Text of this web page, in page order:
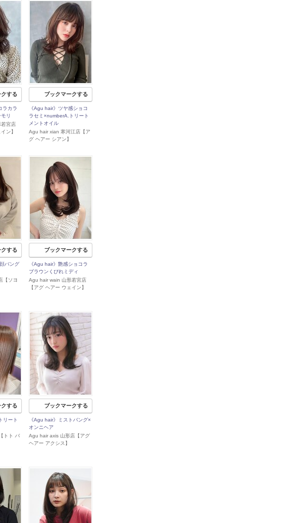
する
ラカラ
リ
宮店
ン】
ブックマークする
《Agu hair》ツヤ感ショコ
ラセミ×numberA.トリート
メントオイル
Agu hair xian 寒河江店【ア
グ ヘアー シアン】
する
バング
【ソヨ
ブックマークする
《Agu hair》艶感ショコラ
ブラウンくびれミディ
Agu hair wain 山形若宮店
【アグ ヘアー ウェイン】
する
リート
トト バ
ブックマークする
《Agu hair》ミストバング×
オンニヘア
Agu hair axis 山形店【アグ
ヘアー アクシス】